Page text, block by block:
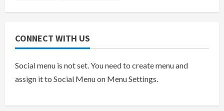
CONNECT WITH US
Social menu is not set. You need to create menu and
assign it to Social Menu on Menu Settings.